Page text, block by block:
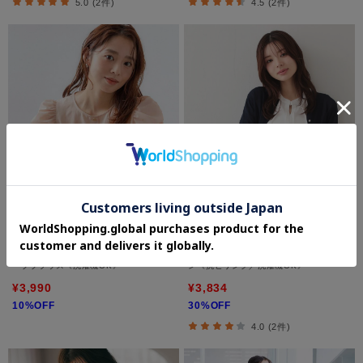
5.0 (2件) 4.5 (2件)
【接触冷感／防シワ】シャーリングスリ
ーブブラウス《洗濯機OK》
¥3,990
10%OFF
index
【接触冷感】ビジューボタンカーディガ
ン《抗ピリング／洗濯機OK》
¥3,834
30%OFF
4.0 (2件)